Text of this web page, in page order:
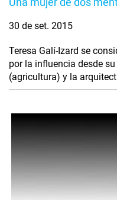
30 de set. 2015
Teresa Galí-Izard se
por la influencia desde
(agricultura) y la